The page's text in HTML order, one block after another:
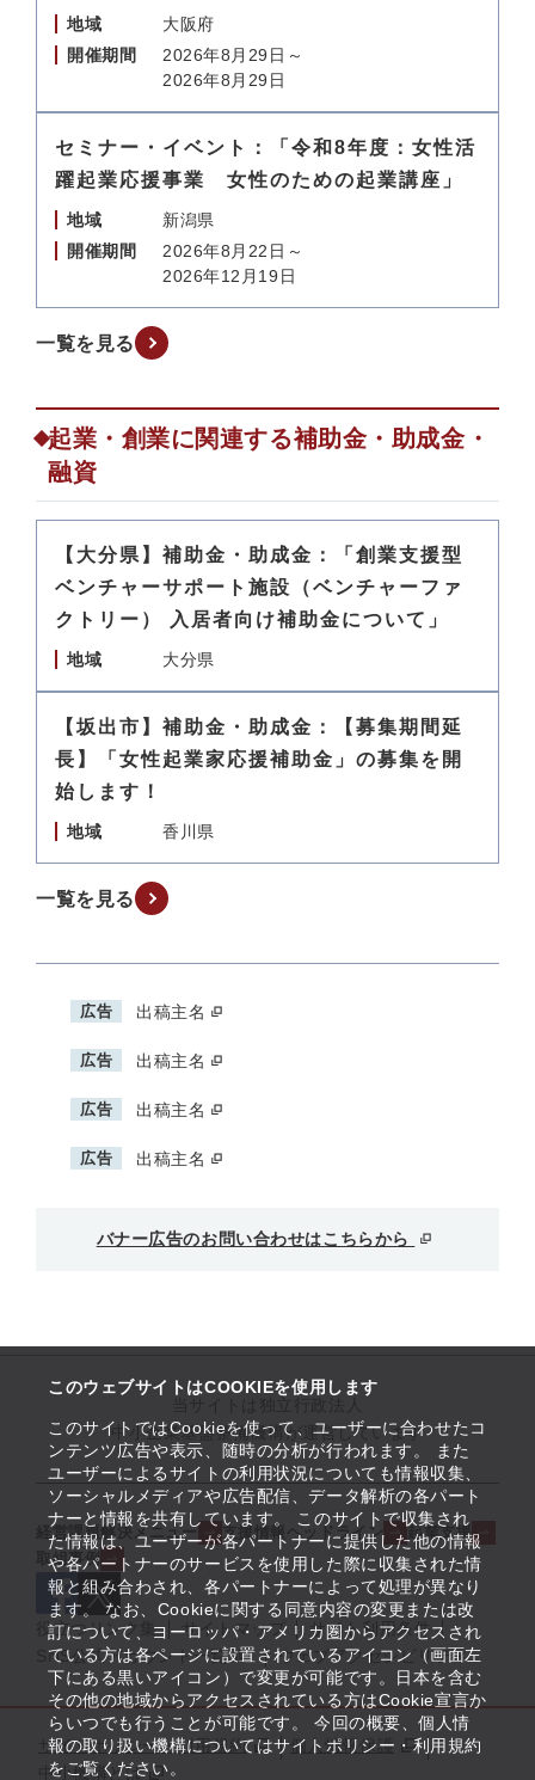
このウェブサイトはCOOKIEを使用します
このサイトではCookieを使って、ユーザーに合わせたコ
ンテンツ広告や表示、随時の分析が行われます。 また
ユーザーによるサイトの利用状況についても情報収集、
ソーシャルメディアや広告配信、データ解析の各パート
ナーと情報を共有しています。 このサイトで収集され
た情報は、ユーザーが各パートナーに提供した他の情報
や各パートナーのサービスを使用した際に収集された情
報と組み合わされ、各パートナーによって処理が異なり
ます。 なお、Cookieに関する同意内容の変更または改
訂について、ヨーロッパ・アメリカ圏からアクセスされ
ている方は各ページに設置されているアイコン（画面左
下にある黒いアイコン）で変更が可能です。日本を含む
その他の地域からアクセスされている方はCookie宣言か
らいつでも行うことが可能です。 今回の概要、個人情
報の取り扱い機構についてはサイトポリシー・利用規約
をご覧ください。
地域
大阪府
開催期間
2026年8月29日～
2026年8月29日
セミナー・イベント：「令和8年度：女性活
躍起業応援事業 女性のための起業講座」
地域
新潟県
開催期間
2026年8月22日～
2026年12月19日
一覧を見る
起業・創業に関連する補助金・助成金・
融資
【大分県】補助金・助成金：「創業支援型
ベンチャーサポート施設（ベンチャーファ
クトリー） 入居者向け補助金について」
地域 大分県
【坂出市】補助金・助成金：【募集期間延
長】「女性起業家応援補助金」の募集を開
始します！
地域 香川県
一覧を見る
広告 出稿主名
広告 出稿主名
広告 出稿主名
広告 出稿主名
バナー広告のお問い合わせはこちらから
中小企業基盤整備機構が運営しています
経営課題解決メニュー 支援情報ヘッドライン
起業支援
取組事例
役立つリンク集 サイトマップ
サイト利用条件
SNS公式アカウント一覧
ウェブアクセシビリティ
サイトポリシー・利用規約
個人情報保護
中小機構とは